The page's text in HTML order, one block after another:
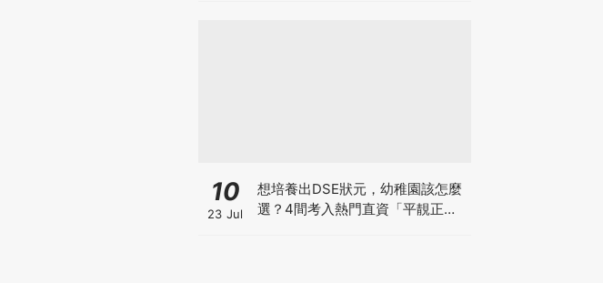
10
23 Jul
想培養出DSE狀元，幼稚園該怎麼
選？4間考入熱門直資「平靚正」